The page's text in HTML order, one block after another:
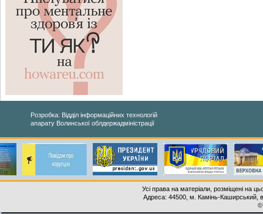
Розробка: Відділ інформаційних технологій
апарату Волинської облдержадміністрації
Усі права на матеріали, розміщені на
Адреса: 44500, м. Камінь-Каширський,
©